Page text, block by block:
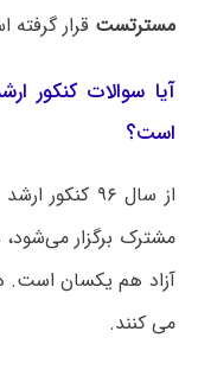
مسترتست قرار
است؟
از سال ۹۶
مشترک برگزار
آزاد هم یکسان است.
می کنند.